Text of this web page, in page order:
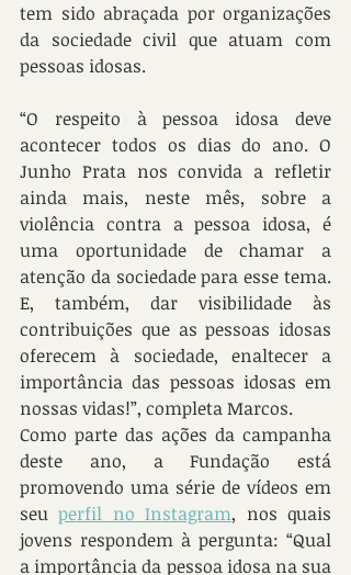
tem sido abraçada por organizações
da sociedade civil que atuam com
pessoas idosas.
“O respeito à pessoa idosa deve
acontecer todos os dias do ano. O
Junho Prata nos convida a refletir
ainda mais, neste mês, sobre a
violência contra a pessoa idosa, é
uma oportunidade de chamar a
atenção da sociedade para esse tema.
E, também, dar visibilidade às
contribuições que as pessoas idosas
oferecem à sociedade, enaltecer a
importância das pessoas idosas em
nossas vidas!”, completa Marcos.
Como parte das ações da campanha
deste ano, a Fundação está
promovendo uma série de vídeos em
seu perfil no Instagram, nos quais
jovens respondem à pergunta: “Qual
a importância da pessoa idosa na sua